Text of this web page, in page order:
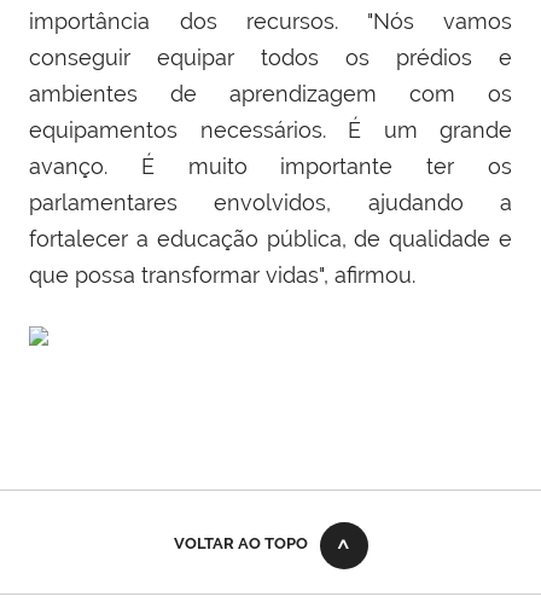
importância dos recursos. "Nós vamos
conseguir equipar todos os prédios e
ambientes de aprendizagem com os
equipamentos necessários. É um grande
avanço. É muito importante ter os
parlamentares envolvidos, ajudando a
fortalecer a educação pública, de qualidade e
que possa transformar vidas", afirmou.
VOLTAR AO TOPO